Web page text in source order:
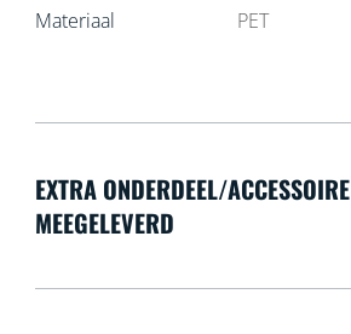
Materiaal PET
EXTRA ONDERDEEL/ACCESSOIRE
MEEGELEVERD